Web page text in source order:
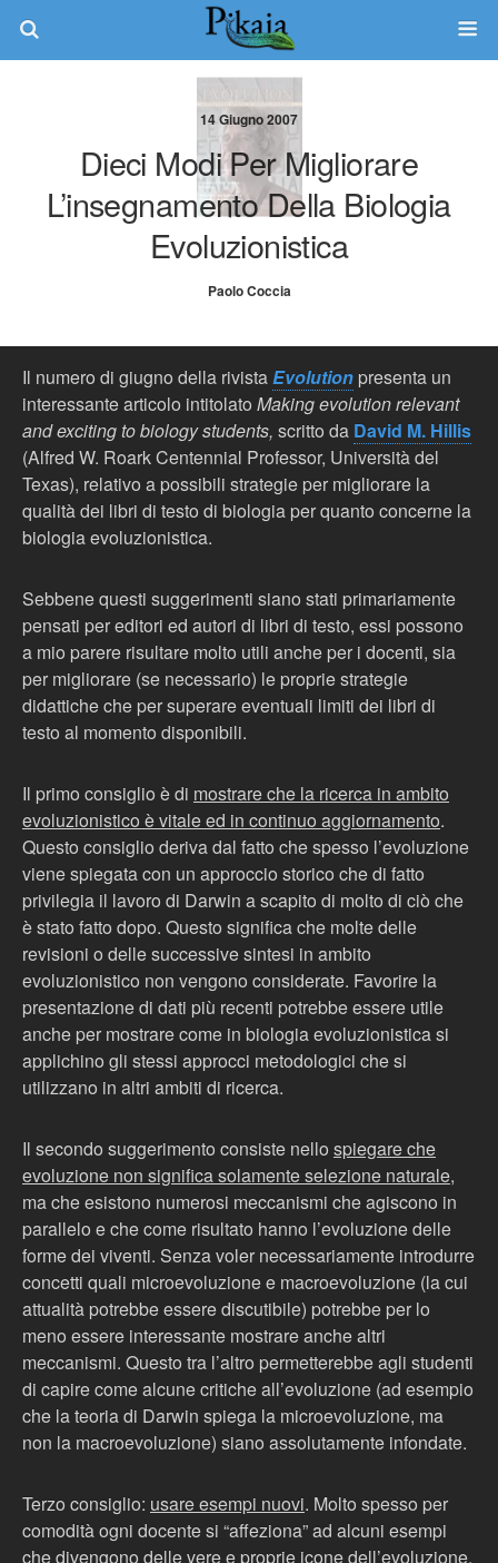
14 Giugno 2007
Dieci Modi Per Migliorare
L’insegnamento Della Biologia
Evoluzionistica
Paolo Coccia
Il numero di giugno della rivistaEvolution presenta un
interessante articolo intitolato Making evolution relevant
and exciting to biologystudents, scritto da David M. Hillis
(Alfred W. Roark Centennial Professor, Università del
Texas), relativo a possibili strategie per migliorare la
qualità dei libri di testo di biologia per quanto concerne la
biologia evoluzionistica.
Sebbene questi suggerimenti siano stati primariamente
pensati per editori ed autori di libri di testo, essi possono
a mio parere risultare molto utili anche per i docenti, sia
per migliorare (se necessario) le proprie strategie
didattiche che per superare eventuali limiti dei libri di
testo al momento disponibili.
Il primo consiglio è di mostrare che la ricerca in ambito
evoluzionistico è vitale ed in continuo aggiornamento.
Questo consiglio deriva dal fatto che spesso l’evoluzione
viene spiegata con un approccio storico che di fatto
privilegia il lavoro di Darwin a scapito di molto di ciò che
è stato fatto dopo. Questo significa che molte delle
revisioni o delle successive sintesi in ambito
evoluzionistico non vengono considerate. Favorire la
presentazione di dati più recenti potrebbe essere utile
anche per mostrare come in biologia evoluzionistica si
applichino gli stessi approcci metodologici che si
utilizzano in altri ambiti di ricerca.
Il secondo suggerimento consiste nello spiegare che
evoluzione non significa solamente selezione naturale,
ma che esistono numerosi meccanismi che agiscono in
parallelo e che come risultato hanno l’evoluzione delle
forme dei viventi. Senza voler necessariamente introdurre
concetti quali microevoluzione e macroevoluzione (la cui
attualità potrebbe essere discutibile) potrebbe per lo
meno essere interessante mostrare anche altri
meccanismi. Questo tra l’altro permetterebbe agli studenti
di capire come alcune critiche all’evoluzione (ad esempio
che la teoria di Darwin spiega la microevoluzione, ma
non la macroevoluzione) siano assolutamente infondate.
Terzo consiglio: usare esempi nuovi. Molto spesso per
comodità ogni docente si “affeziona” ad alcuni esempi
che divengono delle vere e proprie icone dell’evoluzione.